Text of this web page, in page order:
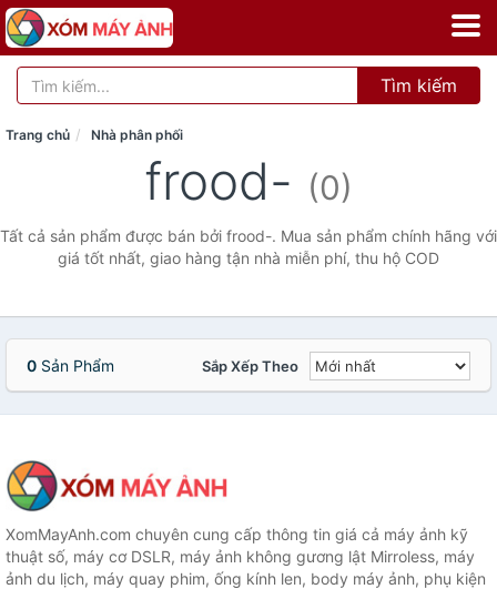
Tìm kiếm
Trang chủ Nhà phân phối
frood- (0)
Tất cả sản phẩm được bán bởi frood-. Mua sản phẩm chính hãng với
giá tốt nhất, giao hàng tận nhà miễn phí, thu hộ COD
0 Sản Phẩm Sắp Xếp Theo
XomMayAnh.com chuyên cung cấp thông tin giá cả máy ảnh kỹ
thuật số, máy cơ DSLR, máy ảnh không gương lật Mirroless, máy
ảnh du lịch, máy quay phim, ống kính len, body máy ảnh, phụ kiện